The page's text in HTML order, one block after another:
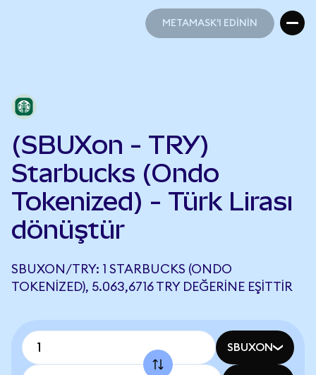
METAMASK'I EDİNİN
(SBUXon - TRY)
Starbucks (Ondo
Tokenized) - Türk Lirası
dönüştür
SBUXON/TRY: 1 STARBUCKS (ONDO
TOKENIZED), 5.063,6716 TRY DEĞERINE EŞITTIR
SBUXON